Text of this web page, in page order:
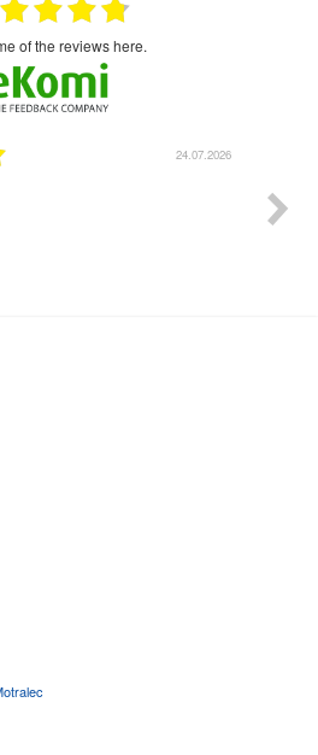
of the reviews here.
24.07.2026